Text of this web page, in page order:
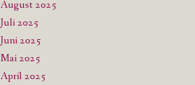
August 2025
Juli 2025
Juni 2025
Mai 2025
April 2025